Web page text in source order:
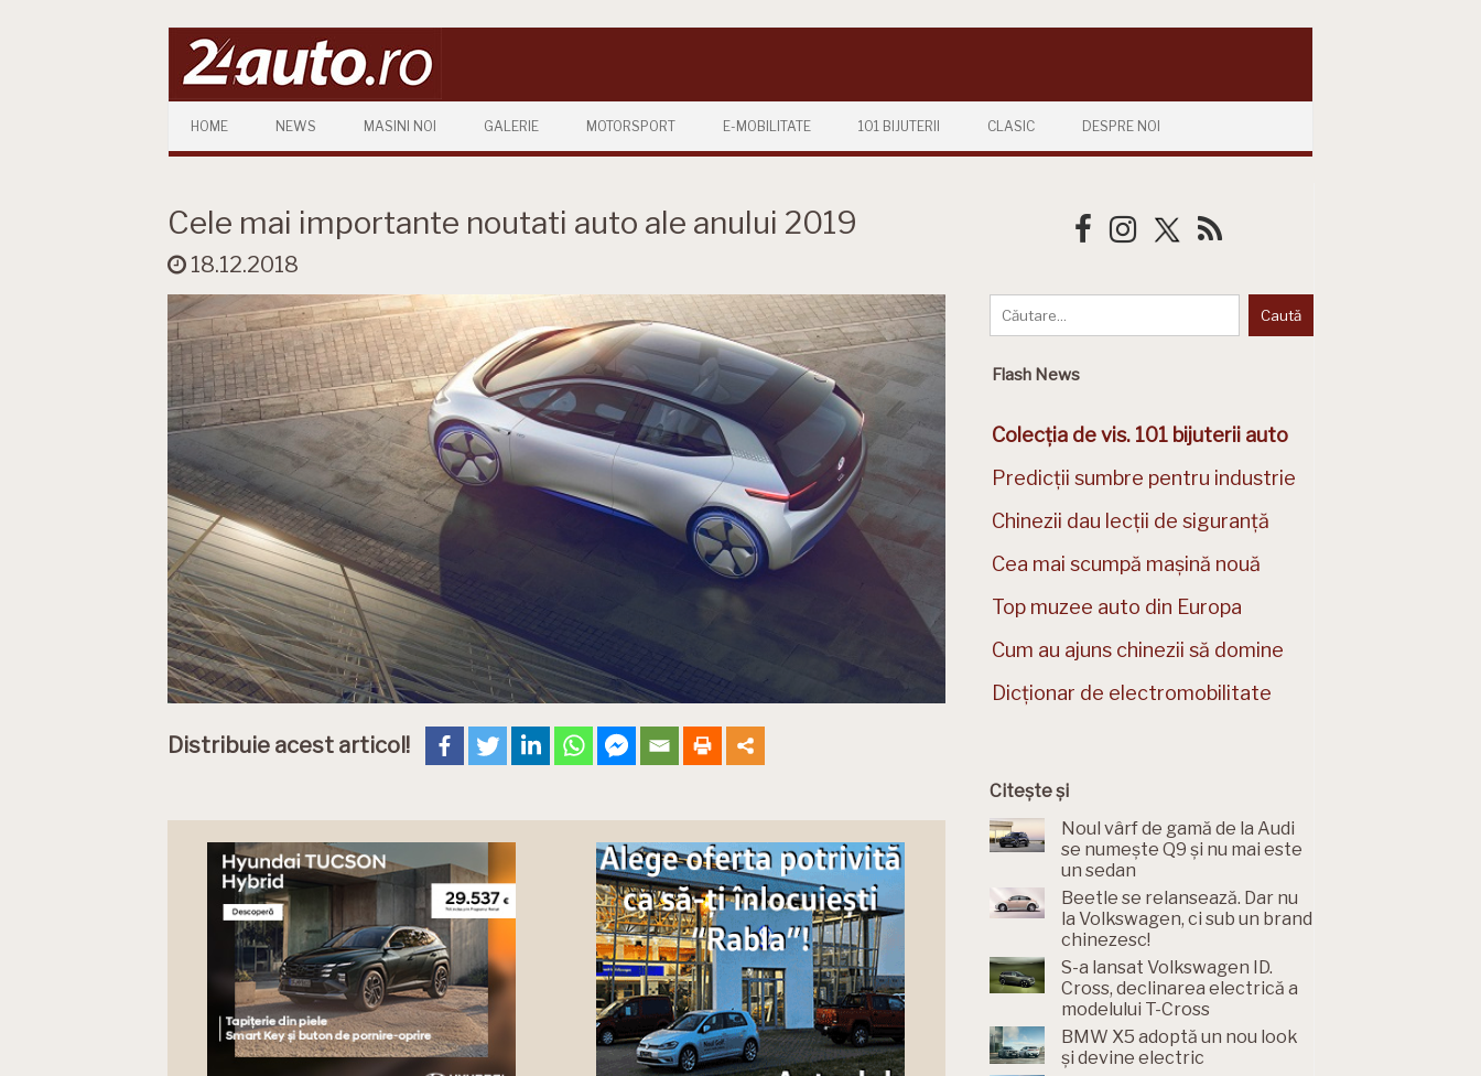
HOME NEWS MASINI NOI GALERIE MOTORSPORT E-MOBILITATE 101 BIJUTERII CLASIC DESPRE NOI
Cele mai importante noutati auto ale anului 2019
18.12.2018
Distribuie acest articol!
Flash News
Colecția de vis. 101 bijuterii auto
Predicții sumbre pentru industrie
Chinezii dau lecții de siguranță
Cea mai scumpă mașină nouă
Top muzee auto din Europa
Cum au ajuns chinezii să domine
Dicționar de electromobilitate
Citește și
Noul vârf de gamă de la Audi
se numește Q9 și nu mai este
un sedan
Beetle se relansează. Dar nu
la Volkswagen, ci sub un brand
chinezesc!
S-a lansat Volkswagen ID.
Cross, declinarea electrică a
modelului T-Cross
BMW X5 adoptă un nou look
și devine electric